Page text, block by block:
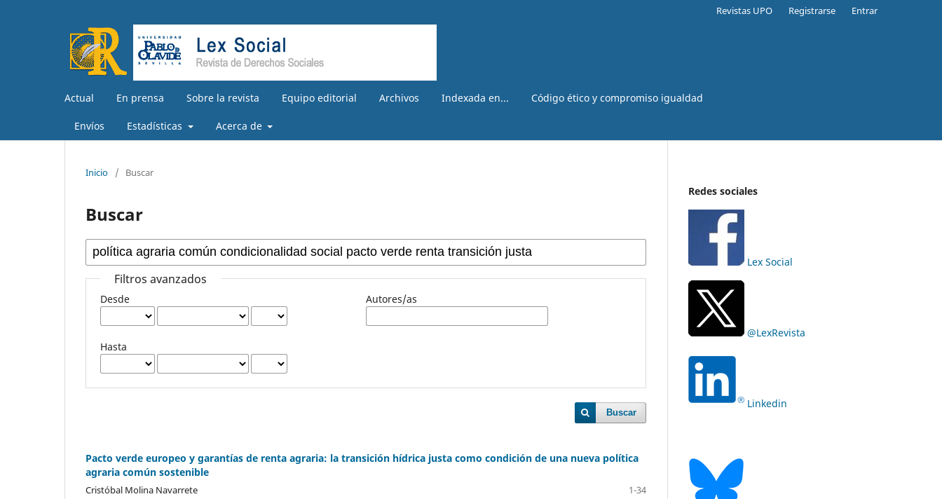
Actual En prensa Sobre la revista Equipo editorial Archivos Indexada en... Código ético y compromiso igualdad
Envíos Estadísticas Acerca de
Revistas UPO Registrarse Entrar
Inicio / Buscar
Buscar
Filtros avanzados
Desde
Hasta
Autores/as
Buscar
Pacto verde europeo y garantías de renta agraria: la transición hídrica justa como condición de una nueva política
agraria común sostenible
Cristóbal Molina Navarrete
1-34
Redes sociales
Lex Social
@LexRevista
Linkedin